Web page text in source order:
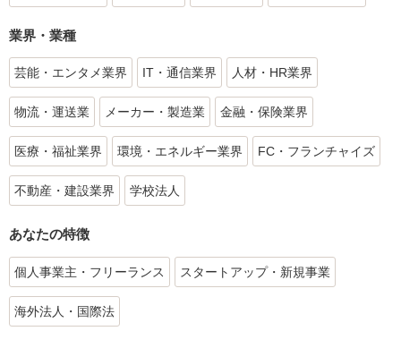
業界・業種
芸能・エンタメ業界 IT・通信業界 人材・HR業界
物流・運送業 メーカー・製造業 金融・保険業界
医療・福祉業界 環境・エネルギー業界 FC・フランチャイズ
不動産・建設業界 学校法人
あなたの特徴
個人事業主・フリーランス スタートアップ・新規事業
海外法人・国際法